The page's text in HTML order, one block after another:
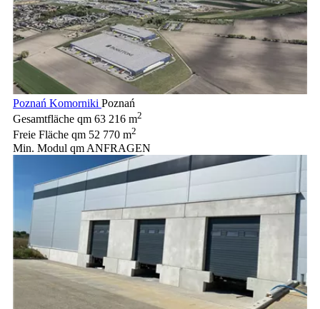
Poznań Komorniki Poznań
Gesamtfläche qm 63 216 m2
Freie Fläche qm 52 770 m2
Min. Modul qm ANFRAGEN